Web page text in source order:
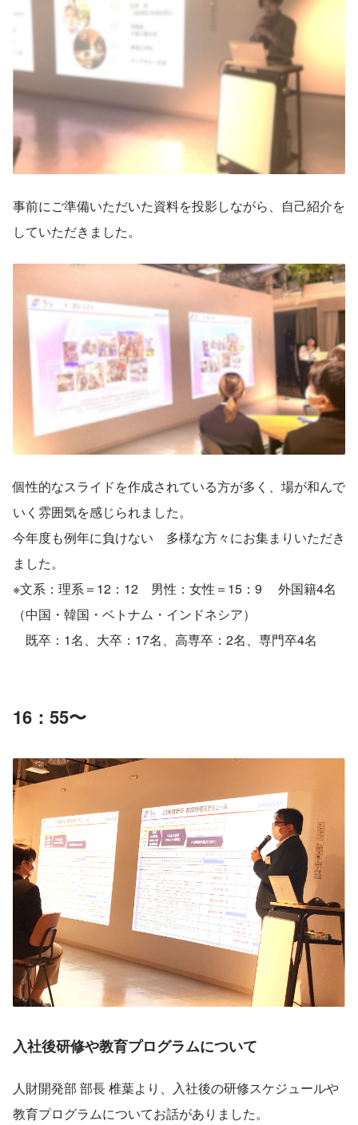
事前にご準備いただいた資料を投影しながら、自己紹介を
していただきました。
個性的なスライドを作成されている方が多く、場が和んで
いく雰囲気を感じられました。
今年度も例年に負けない　多様な方々にお集まりいただき
ました。
※文系：理系＝12：12    男性：女性＝15：9 　外国籍4名
（中国・韓国・ベトナム・インドネシア）
既卒：1名、大卒：17名、高専卒：2名、専門卒4名
16：55〜
入社後研修や教育プログラムについて
人財開発部 部長 椎葉より、入社後の研修スケジュールや
教育プログラムについてお話がありました。